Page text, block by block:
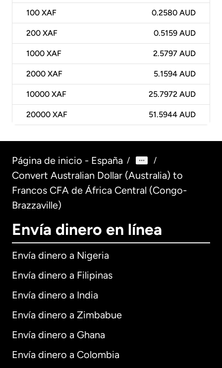
100 XAF 0.2580 AUD
200 XAF 0.5159 AUD
1000 XAF 2.5797 AUD
2000 XAF 5.1594 AUD
10000 XAF 25.7972 AUD
20000 XAF 51.5944 AUD
Página de inicio - España / /
Convert Australian Dollar (Australia) to
Francos CFA de África Central (Congo-
Brazzaville)
Envía dinero en línea
Envía dinero a Nigeria
Envía dinero a Filipinas
Envía dinero a India
Envía dinero a Zimbabue
Envía dinero a Ghana
Envía dinero a Colombia